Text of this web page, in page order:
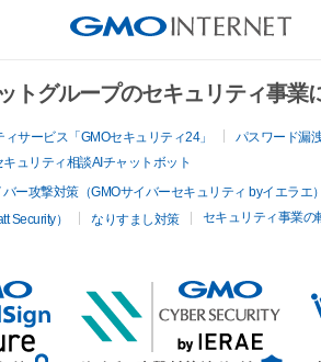
トグループのセキュリティ事業
サービス「GMOセキュリティ24」
パスワード漏
キュリティ相談AIチャットボット
バー攻撃対策（GMOサイバーセキュリティ byイエラエ
Security）
なりすまし対策 セキュリティ事業の